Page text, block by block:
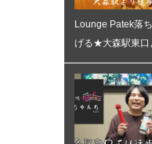
Lounge Patek落
げる★大森駅東